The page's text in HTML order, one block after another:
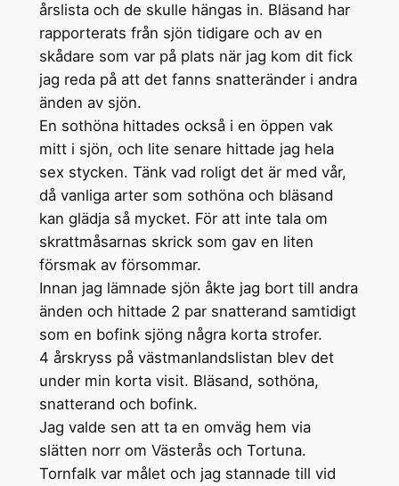
årslista och de skulle hängas in. Bläsand har
rapporterats från sjön tidigare och av en
skådare som var på plats när jag kom dit fick
jag reda på att det fanns snatteränder i andra
änden av sjön.
En sothöna hittades också i en öppen vak
mitt i sjön, och lite senare hittade jag hela
sex stycken. Tänk vad roligt det är med vår,
då vanliga arter som sothöna och bläsand
kan glädja så mycket. För att inte tala om
skrattmåsarnas skrick som gav en liten
försmak av försommar.
Innan jag lämnade sjön åkte jag bort till andra
änden och hittade 2 par snatterand samtidigt
som en bofink sjöng några korta strofer.
4 årskryss på västmanlandslistan blev det
under min korta visit. Bläsand, sothöna,
snatterand och bofink.
Jag valde sen att ta en omväg hem via
slätten norr om Västerås och Tortuna.
Tornfalk var målet och jag stannade till vid